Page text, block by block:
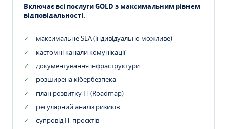
Включає всі послуги GOLD з максимальним рівнем
відповідальності.
максимальне SLA (індивідуально можливе)
кастомні канали комунікації
документування інфраструктури
розширена кібербезпека
план розвитку IT (Roadmap)
регулярний аналіз ризиків
супровід ІТ-проєктів